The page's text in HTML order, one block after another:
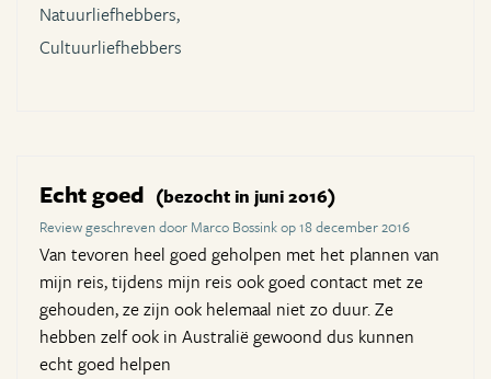
Natuurliefhebbers,
Cultuurliefhebbers
Echt goed (bezocht in juni 2016)
Review geschreven door Marco Bossink op 18 december 2016
Van tevoren heel goed geholpen met het plannen van
mijn reis, tijdens mijn reis ook goed contact met ze
gehouden, ze zijn ook helemaal niet zo duur. Ze
hebben zelf ook in Australië gewoond dus kunnen
echt goed helpen